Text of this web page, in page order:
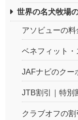
世界の名犬牧場
アソビューの
ベネフィット・
JAFナビのクー
JTB割引｜特別
クラブオフの